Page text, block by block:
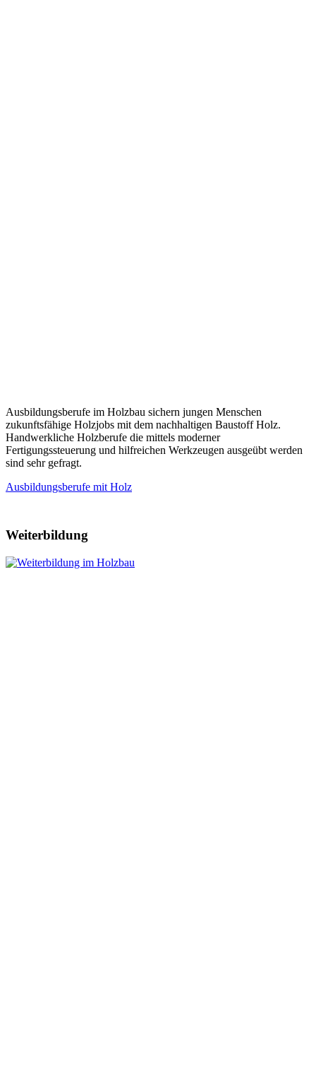
Ausbildungsberufe im Holzbau sichern jungen Menschen
zukunftsfähige Holzjobs mit dem nachhaltigen Baustoff Holz.
Handwerkliche Holzberufe die mittels moderner
Fertigungssteuerung und hilfreichen Werkzeugen ausgeübt werden
sind sehr gefragt.
Ausbildungsberufe mit Holz
Weiterbildung